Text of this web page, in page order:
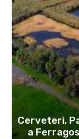
Cerveteri,
a